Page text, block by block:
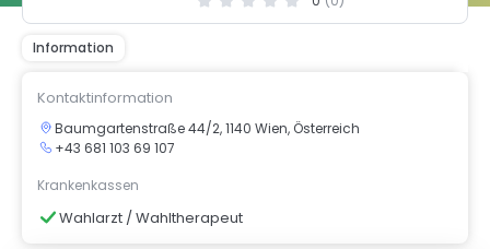
Information
Kontaktinformation
Baumgartenstraße 44/2, 1140 Wien, Österreich
+43 681 103 69 107
Krankenkassen
Wahlarzt / Wahltherapeut